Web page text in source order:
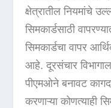
क्षेत्रातील
सिमकार्डसाठी
सिमकार्डचा वापर
आहे. दूरसंचार
पीएमओने बनावट
करणाऱ्या कोणत्याही